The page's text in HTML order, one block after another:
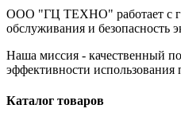
ООО "ГЦ ТЕХНО" работает с
обслуживания и безопасность
Наша миссия - качественный
эффективности использования
Каталог товаров